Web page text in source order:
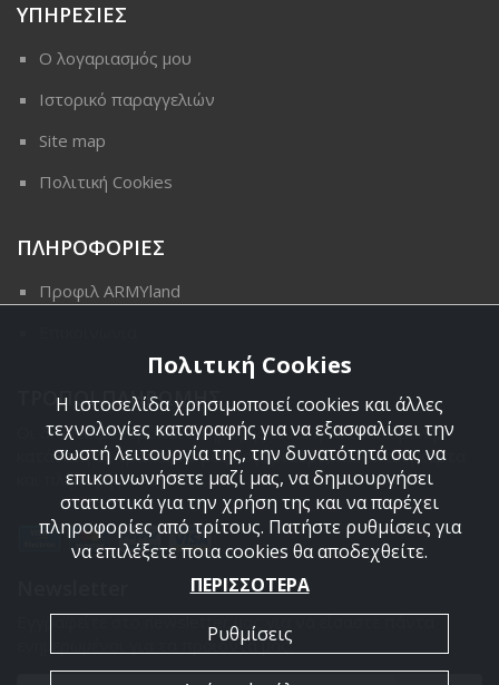
ΥΠΗΡΕΣΙΕΣ
Ο λογαριασμός μου
Ιστορικό παραγγελιών
Site map
Πολιτική Cookies
ΠΛΗΡΟΦΟΡΙΕΣ
Προφιλ ARMYland
ΤΡΟΠΟΙ ΠΛΗΡΩΜΗΣ
Οι διαθέσιμοι τρόποι πληρωμής είναι η Αντικαταβολή,
κατάθεση σε τραπεζικό μας λογαριασμό, πιστωτική κάρτα
και πληρωμή με PayPal.
Εγγραφείτε στο newsletter μας για να είσαστε πάντα
ενημερωμένοι για τα προϊόντα μας.
Πολιτική Cookies
Η ιστοσελίδα χρησιμοποιεί cookies και άλλες
τεχνολογίες καταγραφής για να εξασφαλίσει την
σωστή λειτουργία της, την δυνατότητά σας να
επικοινωνήσετε μαζί μας, να δημιουργήσει
στατιστικά για την χρήση της και να παρέχει
πληροφορίες από τρίτους. Πατήστε ρυθμίσεις για
να επιλέξετε ποια cookies θα αποδεχθείτε.
ΠΕΡΙΣΣΟΤΕΡΑ
Ρυθμίσεις